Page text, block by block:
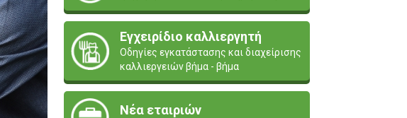
Εγχειρίδιο καλλιεργητή
Οδηγίες εγκατάστασης και διαχείρισης
καλλιεργειών βήμα - βήμα
Νέα εταιριών